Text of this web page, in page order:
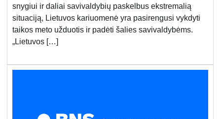
snygiui ir daliai savivaldybių paskelbus ekstremalią
situaciją, Lietuvos kariuomenė yra pasirengusi vykdyti
taikos meto užduotis ir padėti šalies savivaldybėms.
„Lietuvos […]